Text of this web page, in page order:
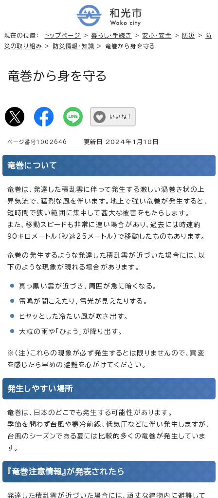
現在の位置： トップページ >暮らし・手続き >安心・安全 > 防災 >
防
災の取り組み > 防災情報・知識 > 竜巻から身を守る
竜巻から身を守る
いいね！
ページ番号1002646 更新日 2024年1月18日
竜巻について
竜巻は、発達した積乱雲に伴って発生する激しい渦巻き状の上
昇気流で、猛烈な風を伴います。地上で強い竜巻が発生すると、
短時間で狭い範囲に集中して甚大な被害をもたらします。
また、移動スピードも非常に速い場合があり、過去には時速約
90キロメートル（秒速25メートル）で移動したものもあります。
竜巻の発生するような発達した積乱雲が近づいた場合には、以
下のような現象が現れる場合があります。
真っ黒い雲が近づき，周囲が急に暗くなる。
雷鳴が聞こえたり，雷光が見えたりする。
ヒヤッとした冷たい風が吹き出す。
大粒の雨や「ひょう」が降り出す。
※（注）これらの現象が必ず発生するとは限りませんので、異変
を感じたら早めの避難を心がけてください。
発生しやすい場所
竜巻は、日本のどこでも発生する可能性があります。
季節を問わず台風や寒冷前線、低気圧などに伴い発生しますが、
台風のシーズンである夏には比較的多くの竜巻が発生していま
す。
『竜巻注意情報』が発表されたら
発達した積乱雲が近づいた場合には、頑丈な建物内に避難して